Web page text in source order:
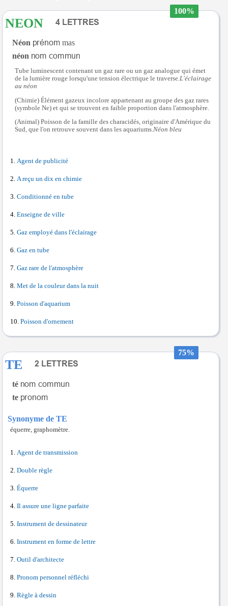
100%
NEON
Néon
mas
néon
Tube luminescent contenant un gaz rare ou un gaz analogue qui émet
de la lumière rouge lorsqu'une tension électrique le traverse. L'éclairage
au néon
(Chimie) Élément gazeux incolore appartenant au groupe des gaz rares
(symbole Ne) et qui se trouvent en faible proportion dans l'atmosphère.
(Animal) Poisson de la famille des characidés, originaire d'Amérique du
Sud, que l'on retrouve souvent dans les aquariums.Néon bleu
Agent de publicité
A reçu un dix en chimie
Conditionné en tube
Enseigne de ville
Gaz employé dans l'éclairage
Gaz en tube
Gaz rare de l'atmosphère
Met de la couleur dans la nuit
Poisson d'aquarium
Poisson d'ornement
75%
TE
té
te
Synonyme de TE
équerre, graphomètre.
Agent de transmission
Double règle
Équerre
Il assure une ligne parfaite
Instrument de dessinateur
Instrument en forme de lettre
Outil d'architecte
Pronom personnel réfléchi
Règle à dessin